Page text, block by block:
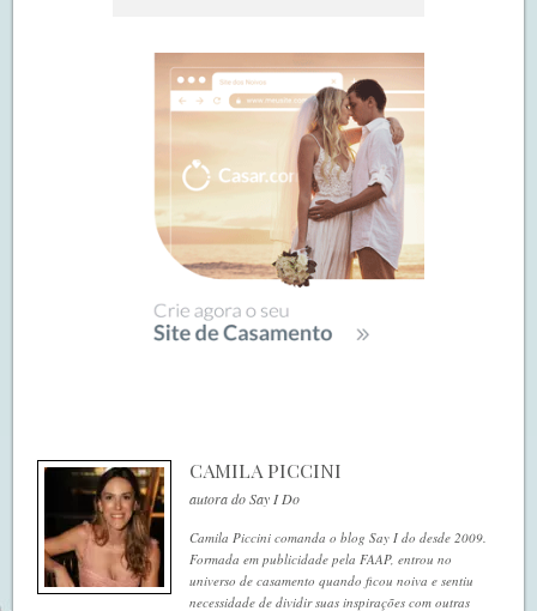
CAMILA PICCINI
autora do Say I Do
Camila Piccini comanda o blog Say I do desde 2009.
Formada em publicidade pela FAAP, entrou no
universo de casamento quando ficou noiva e sentiu
necessidade de dividir suas inspirações com outras